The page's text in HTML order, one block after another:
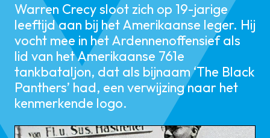
Warren Crecy sloot zich op 19-jarige
leeftijd aan bij het Amerikaanse leger. Hij
vocht mee in het Ardennenoffensief als
lid van het Amerikaanse 761e
tankbataljon, dat als bijnaam ‘The Black
Panthers’ had, een verwijzing naar het
kenmerkende logo.